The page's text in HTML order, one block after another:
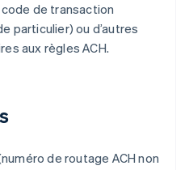
code de transaction
particulier) ou d’autres
aux règles ACH.
de routage ACH non